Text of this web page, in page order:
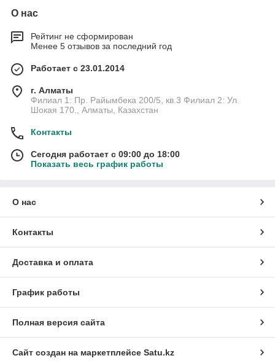
О нас
Рейтинг не сформирован
Менее 5 отзывов за последний год
Работает с 23.01.2014
г. Алматы
Филиал 1: Пр. Райымбека 200/5, кв.3 Филиал 2: Ул.
Шокая 170., Алматы, Казахстан
Контакты
Сегодня работает с 09:00 до 18:00
Показать весь график работы
О нас
Контакты
Доставка и оплата
График работы
Полная версия сайта
Сайт создан на маркетплейсе Satu.kz